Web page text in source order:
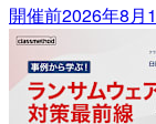
開催前2026年8月